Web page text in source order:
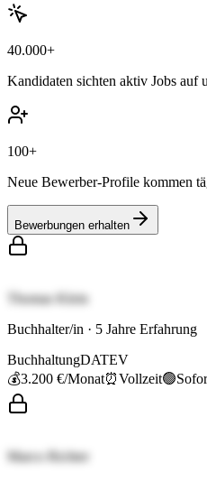
40.000+
Kandidaten sichten aktiv Jobs auf
100+
Neue Bewerber-Profile kommen
Bewerbungen erhalten
Thomas Klein
Buchhalter/in · 5 Jahre Erfahrung
BuchhaltungDATEV
💰3.200 €/Monat⏰Vollzeit🟢
Marco Richter